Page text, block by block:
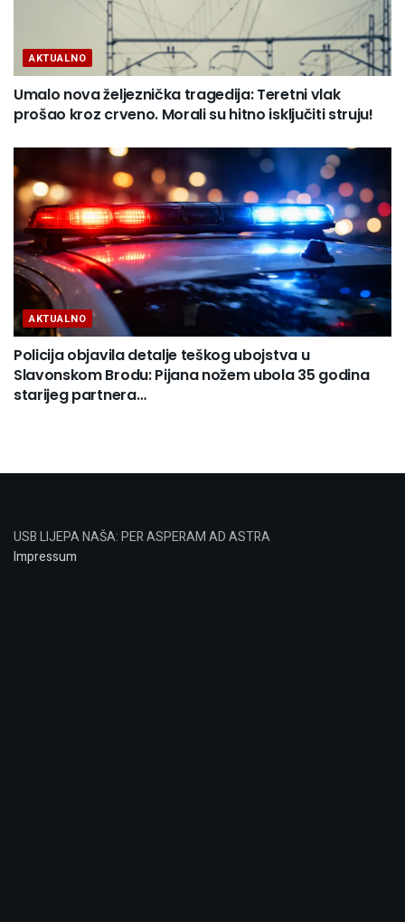
AKTUALNO
Umalo nova željeznička tragedija: Teretni vlak
prošao kroz crveno. Morali su hitno isključiti struju!
AKTUALNO
Policija objavila detalje teškog ubojstva u
Slavonskom Brodu: Pijana nožem ubola 35 godina
starijeg partnera…
USB LIJEPA NAŠA: PER ASPERAM AD ASTRA
Impressum